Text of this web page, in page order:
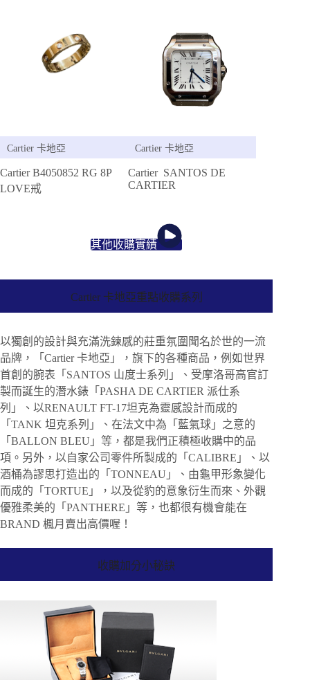
Cartier 卡地亞
Cartier B4050852 RG 8P
LOVE戒
Cartier 卡地亞
Cartier SANTOS DE
CARTIER
其他收購實績
Cartier 卡地亞重點收購系列
以獨創的設計與充滿洗鍊感的莊重氛圍聞名於世的一流
品牌，「Cartier 卡地亞」，旗下的各種商品，例如世界
首創的腕表「SANTOS 山度士系列」、受摩洛哥高官訂
製而誕生的潛水錶「PASHA DE CARTIER 派仕系
列」、以RENAULT FT-17坦克為靈感設計而成的
「TANK 坦克系列」、在法文中為「藍氣球」之意的
「BALLON BLEU」等，都是我們正積極收購中的品
項。另外，以自家公司零件所製成的「CALIBRE」、以
酒桶為謬思打造出的「TONNEAU」、由龜甲形象變化
而成的「TORTUE」，以及從豹的意象衍生而來、外觀
優雅柔美的「PANTHERE」等，也都很有機會能在
BRAND 楓月賣出高價喔！
收購加分小秘訣